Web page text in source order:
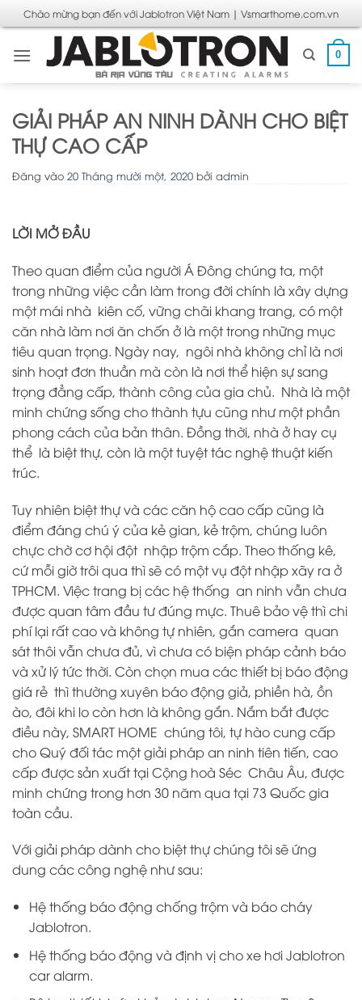
qua
nội
Chào mừng bạn đến với Jablotron Việt Nam | Vsmarthome.com.vn
0
GIẢI PHÁP AN NINH DÀNH CHO BIỆT
THỰ CAO CẤP
Đăng vào 20 Tháng mười một, 2020 bởi admin
LỜI MỞ ĐẦU
Theo quan điểm của người Á Đông chúng ta, một
trong những việc cần làm trong đời chính là xây dựng
một mái nhà kiên cố, vững chãi khang trang, có một
căn nhà làm nơi ăn chốn ở là một trong những mục
tiêu quan trọng. Ngày nay, ngôi nhà không chỉ là nơi
sinh hoạt đơn thuần mà còn là nơi thể hiện sự sang
trọng đẳng cấp, thành công của gia chủ. Nhà là một
minh chứng sống cho thành tựu cũng như một phần
phong cách của bản thân. Đồng thời, nhà ở hay cụ
thể là biệt thự, còn là một tuyệt tác nghệ thuật kiến
trúc.
Tuy nhiên biệt thự và các căn hộ cao cấp cũng là
điểm đáng chú ý của kẻ gian, kẻ trộm, chúng luôn
chực chờ cơ hội đột nhập trộm cắp. Theo thống kê,
cứ mỗi giờ trôi qua thì sẽ có một vụ đột nhập xãy ra ở
TPHCM. Việc trang bị các hệ thống an ninh vẫn chưa
được quan tâm đầu tư đúng mực. Thuê bảo vệ thì chi
phí lại rất cao và không tự nhiên, gắn camera quan
sát thôi vẫn chưa đủ, vì chưa có biện pháp cảnh báo
và xử lý tức thời. Còn chọn mua các thiết bị báo động
giá rẻ thì thường xuyên báo động giả, phiền hà, ồn
ào, đôi khi lo còn hơn là không gắn. Nắm bắt được
điều này, SMART HOME chúng tôi, tự hào cung cấp
cho Quý đối tác một giải pháp an ninh tiên tiến, cao
cấp được sản xuất tại Cộng hoà Séc Châu Âu, được
minh chứng trong hơn 30 năm qua tại 73 Quốc gia
toàn cầu.
Với giải pháp dành cho biệt thự chúng tôi sẽ ứng
dung các công nghệ như sau:
Hệ thống báo động chống trộm và báo cháy
Jablotron.
Hệ thống báo động và định vị cho xe hơi Jablotron
car alarm.